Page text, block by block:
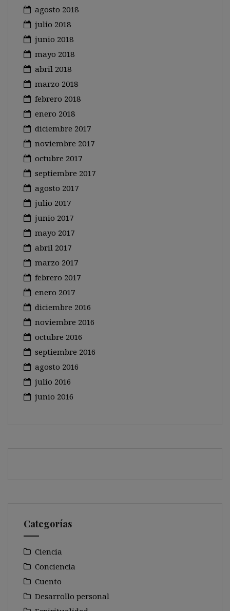
agosto 2018
julio 2018
junio 2018
mayo 2018
abril 2018
marzo 2018
febrero 2018
enero 2018
diciembre 2017
noviembre 2017
octubre 2017
septiembre 2017
agosto 2017
julio 2017
junio 2017
mayo 2017
abril 2017
marzo 2017
febrero 2017
enero 2017
diciembre 2016
noviembre 2016
octubre 2016
septiembre 2016
agosto 2016
julio 2016
junio 2016
Categorías
Ciencia
Conciencia
Cuento
Desarrollo personal